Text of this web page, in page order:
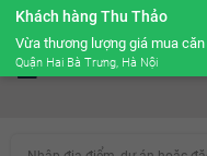
Cộng đồng Môi giới bPRO
Khách hàng Thu Thảo
Quận Hai Bà Trưng, Hà Nội